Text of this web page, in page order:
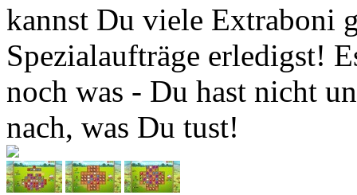
kannst Du viele Extraboni
Spezialaufträge erledigst!
noch was - Du hast nicht
nach, was Du tust!